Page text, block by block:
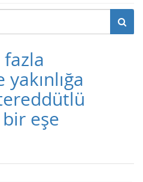
fazla
bir eşe